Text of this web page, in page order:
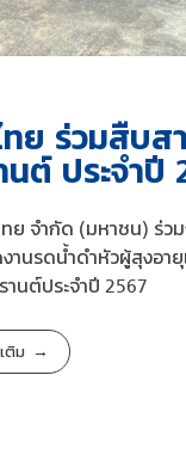
ทย ร่วมสืบส
ต์ ประจำปี
ทย จำกัด (มหาชน) ร่ว
นรดน้ำดำหัวผู้สุงอายุ
นต์ประจำปี 2567
ติม